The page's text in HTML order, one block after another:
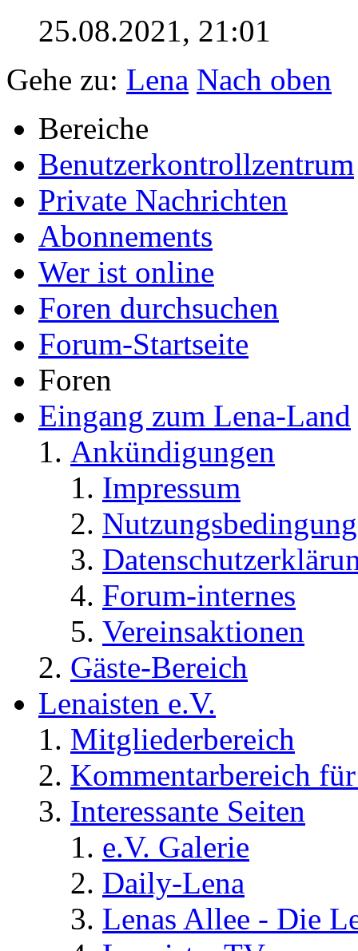
25.08.2021, 21:01
Gehe zu: Lena Nach oben
Bereiche
Benutzerkontrollzentrum
Private Nachrichten
Abonnements
Wer ist online
Foren durchsuchen
Forum-Startseite
Foren
Eingang zum Lena-Land
Ankündigungen
Impressum
Forum-internes
Vereinsaktionen
Gäste-Bereich
Lenaisten e.V.
Mitgliederbereich
Kommentarbereich
Interessante Seiten
e.V. Galerie
Daily-Lena
Lenas Allee - Die